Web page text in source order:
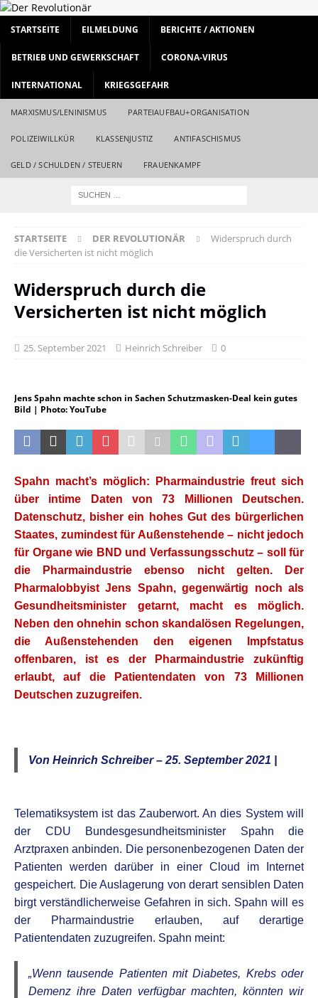
STARTSEITE EILMELDUNG BERICHTE / AKTIONEN
BETRIEB UND GEWERKSCHAFT CORONA-VIRUS
INTERNATIONAL KRIEGSGEFAHR
MARXISMUS/LENINISMUS PARTEIAUFBAU+ORGANISATION
POLIZEIWILLKÜR KLASSENJUSTIZ ANTIFASCHISMUS
GELD / SCHULDEN / STEUERN FRAUENKAMPF
STARTSEITE DER REVOLUTIONÄR
Widerspruch durch
die Versicherten ist nicht möglich
Widerspruch durch die
Versicherten ist nicht möglich
25. September 2021 Heinrich Schreiber 0
Jens Spahn machte schon in Sachen Schutzmasken-Deal kein gutes
Bild | Photo: YouTube
Spahn macht’s möglich: Pharmaindustrie freut sich
über intime Daten von 73 Millionen Deutschen.
Datenschutz, bisher ein hohes Gut des bürgerlichen
Staates, zumindest für Außenstehende – nicht jedoch
für Organe wie BND und Verfassungsschutz – soll für
die Pharmaindustrie ebenso nicht gelten. Der
Pharmalobbyist Jens Spahn, gegenwärtig noch als
Gesundheitsminister getarnt, macht es möglich.
Neben den ohnehin schon skandalösen Regelungen,
die Außenstehenden den eigenen Impfstatus
offenbaren, ist es der Pharmaindustrie zukünftig
erlaubt, auf die Patientendaten von 73 Millionen
Deutschen zuzugreifen.
Von Heinrich Schreiber – 25. September 2021 |
Telematiksystem ist das Zauberwort. An dies System will
der CDU Bundesgesundheitsminister Spahn die
Arztpraxen anbinden. Die personenbezogenen Daten der
Patienten werden darüber in einer Cloud im Internet
gespeichert. Die Auslagerung von derart sensiblen Daten
birgt verständlicherweise Gefahren in sich. Spahn will es
der Pharmaindustrie erlauben, auf derartige
Patientendaten zuzugreifen. Spahn meint:
„Wenn tausende Patienten mit Diabetes, Krebs oder
Demenz ihre Daten verfügbar machten, könnten wir